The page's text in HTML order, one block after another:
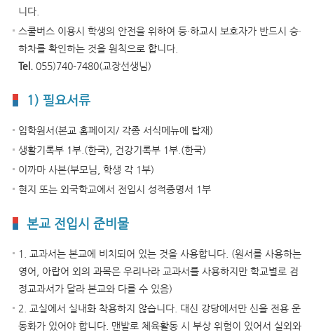
니다.
스쿨버스 이용시 학생의 안전을 위하여 등∙하교시 보호자가 반드시 승·
하차를 확인하는 것을 원칙으로 합니다.
Tel.
055)740-7480(교장선생님)
1) 필요서류
입학원서(본교 홈페이지/ 각종 서식메뉴에 탑재)
생활기록부 1부.(한국), 건강기록부 1부.(한국)
이까마 사본(부모님, 학생 각 1부)
현지 또는 외국학교에서 전입시 성적증명서 1부
본교 전입시 준비물
1. 교과서는 본교에 비치되어 있는 것을 사용합니다. (원서를 사용하는
영어, 아랍어 외의 과목은 우리나라 교과서를 사용하지만 학교별로 검
정교과서가 달라 본교와 다를 수 있음)
2. 교실에서 실내화 착용하지 않습니다. 대신 강당에서만 신을 전용 운
동화가 있어야 합니다. 맨발로 체육활동 시 부상 위험이 있어서 실외와